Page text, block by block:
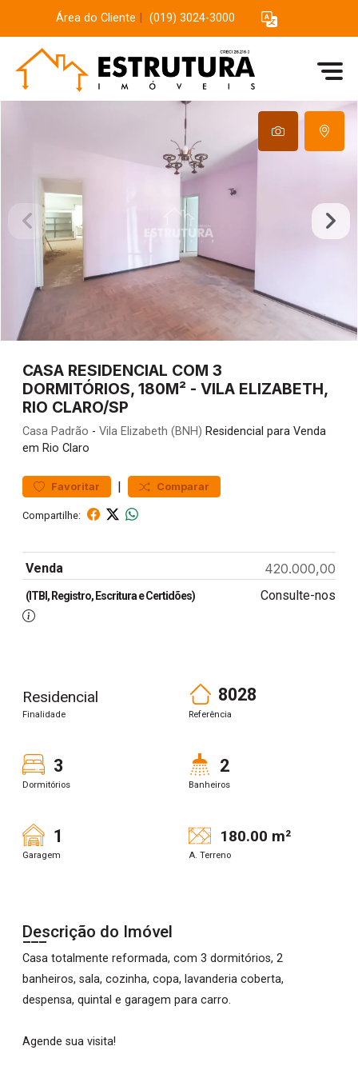
Área do Cliente (019) 3024-3000
CASA RESIDENCIAL COM 3
DORMITÓRIOS, 180M² - VILA ELIZABETH,
RIO CLARO/SP
Casa Padrão - Vila Elizabeth (BNH) Residencial para Venda
em Rio Claro
Favoritar | Comparar
Compartilhe:
Venda 420.000,00
(ITBI, Registro, Escritura e Certidões) Consulte-nos
Residencial
Finalidade
8028
Referência
3
Dormitórios
2
Banheiros
1
Garagem
180.00 m²
A. Terreno
Descrição do Imóvel
Casa totalmente reformada, com 3 dormitórios, 2
banheiros, sala, cozinha, copa, lavanderia coberta,
despensa, quintal e garagem para carro.
Agende sua visita!